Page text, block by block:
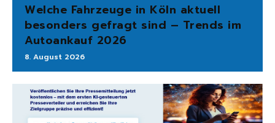
Welche Fahrzeuge in Köln aktuell
besonders gefragt sind – Trends im
Autoankauf 2026
8. August 2026